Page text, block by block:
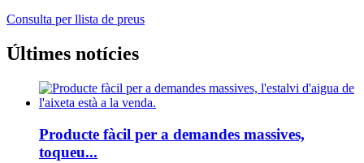
Consulta per llista de preus
Últimes notícies
Producte fàcil per a demandes massives,
toqueu...